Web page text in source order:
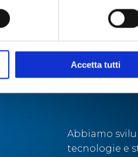
Accetta tutti
Abbiamo
tecnologie e